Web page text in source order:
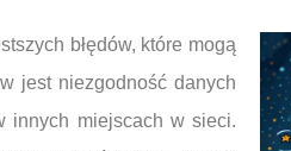
błędów, które mogą
jest niezgodność danych
innych miejscach w sieci.